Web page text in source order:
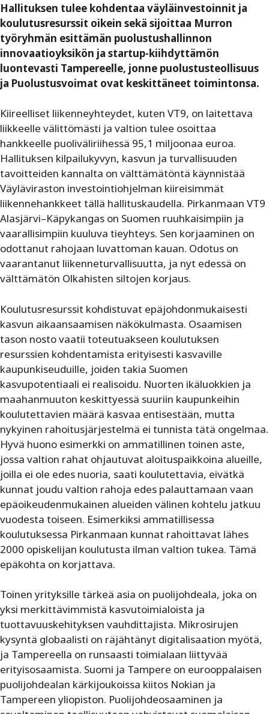
Hallituksen tulee kohdentaa väyläinvestoinnit ja
koulutusresurssit oikein sekä ­sijoittaa Murron
työryhmän esittämän puolustushallinnon
innovaatioyksikön ja startup-kiihdyttämön
luontevasti Tampereelle, jonne puolustusteollisuus
ja Puolustusvoimat ovat keskittäneet toimintonsa.
Kiireelliset liikenneyhteydet, kuten VT9, on laitettava
liikkeelle välittömästi ja valtion tulee osoittaa
hankkeelle puoliväliriihessä 95,1 miljoonaa euroa.
Hallituksen kilpailukyvyn, kasvun ja turvallisuuden
tavoitteiden kannalta on välttämätöntä käynnistää
Väyläviraston investointiohjelman kiireisimmät
liikennehankkeet tällä hallituskaudella. Pirkanmaan VT9
Alasjärvi–Käpykangas on Suomen ruuhkaisimpiin ja
vaarallisimpiin kuuluva tieyhteys. Sen korjaaminen on
odottanut rahojaan luvattoman kauan. Odotus on
vaarantanut liikenneturvallisuutta, ja nyt edessä on
välttämätön Olkahisten siltojen korjaus.
Koulutusresurssit kohdistuvat epäjohdonmukaisesti
kasvun aikaansaamisen näkökulmasta. Osaamisen
tason nosto vaatii toteutuakseen koulutuksen
resurssien kohdentamista erityisesti kasvaville
kaupunkiseuduille, joiden takia Suomen
kasvupotentiaali ei realisoidu. Nuorten ikäluokkien ja
maahanmuuton keskittyessä suuriin kaupunkeihin
koulutettavien määrä kasvaa entisestään, mutta
nykyinen rahoitusjärjestelmä ei tunnista tätä ongelmaa.
Hyvä huono esimerkki on ammatillinen toinen aste,
jossa valtion rahat ohjautuvat aloituspaikkoina alueille,
joilla ei ole edes nuoria, saati koulutettavia, eivätkä
kunnat joudu valtion rahoja edes palauttamaan vaan
epäoikeudenmukainen alueiden välinen kohtelu jatkuu
vuodesta toiseen. Esimerkiksi ammatillisessa
koulutuksessa Pirkanmaan kunnat rahoittavat lähes
2000 opiskelijan koulutusta ilman valtion tukea. Tämä
epäkohta on korjattava.
Toinen yrityksille tärkeä asia on puolijohdeala, joka on
yksi merkittävimmistä kasvutoimialoista ja
tuottavuuskehityksen vauhdittajista. Mikrosirujen
kysyntä globaalisti on räjähtänyt digitalisaation myötä,
ja Tampereella on runsaasti toimialaan liittyvää
erityisosaamista. Suomi ja Tampere on eurooppalaisen
puolijohdealan kärkijoukoissa kiitos Nokian ja
Tampereen yliopiston. Puolijohdeosaaminen ja